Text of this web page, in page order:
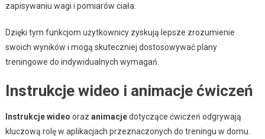
zapisywaniu wagi i pomiarów ciała.
Dzięki tym funkcjom użytkownicy zyskują lepsze zrozumienie
swoich wyników i mogą skuteczniej dostosowywać plany
treningowe do indywidualnych wymagań.
Instrukcje wideo i animacje ćwiczeń
Instrukcje wideo oraz animacjedotyczące ćwiczeń odgrywają
kluczową rolę w aplikacjach przeznaczonych do treningu w domu.